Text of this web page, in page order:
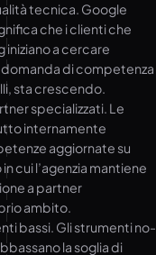
tecnica. Google
che i clienti che
iniziano a cercare
domanda di competenza
sta crescendo.
specializzati. Le
internamente
aggiornate su
cui l’agenzia mantiene
a partner
ambito.
bassi. Gli strumenti no-
la soglia di